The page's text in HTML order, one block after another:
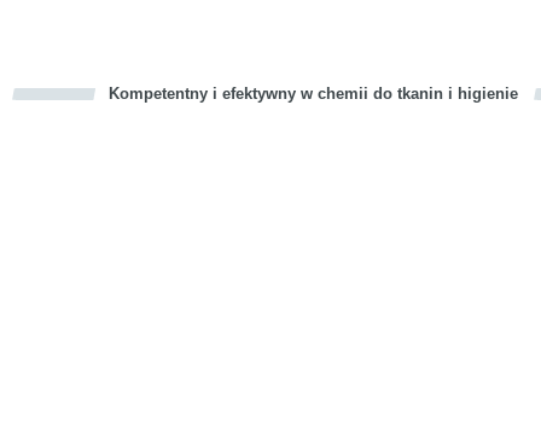
Kompetentny i efektywny w chemii do tkanin i higienie